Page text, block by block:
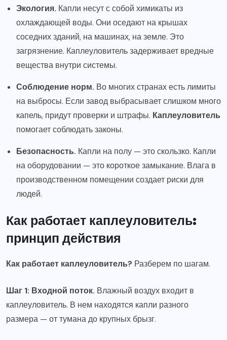
Экология. Капли несут с собой химикаты из
охлаждающей воды. Они оседают на крышах
соседних зданий, на машинах, на земле. Это
загрязнение. Каплеуловитель задерживает вредные
вещества внутри системы.
Соблюдение норм. Во многих странах есть лимиты
на выбросы. Если завод выбрасывает слишком много
капель, придут проверки и штрафы. Каплеуловитель
помогает соблюдать законы.
Безопасность. Капли на полу — это скользко. Капли
на оборудовании — это короткое замыкание. Влага в
производственном помещении создает риски для
людей.
Как работает каплеуловитель:
принцип действия
Как работает каплеуловитель? Разберем по шагам.
Шаг 1: Входной поток. Влажный воздух входит в
каплеуловитель. В нем находятся капли разного
размера — от тумана до крупных брызг.